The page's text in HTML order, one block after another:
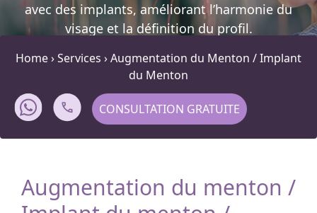
avec des implants, améliorant l’harmonie du
visage et la définition du profil.
Home›Services ›Augmentation du Menton / Implant
du Menton
CONSULTATION GRATUITE
Augmentation du menton /